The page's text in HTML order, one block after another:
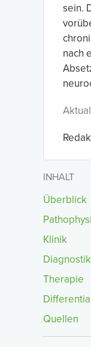
sein.
nach
INHALT
Überblick
Klinik
Diagnostik
Therapie
Quellen